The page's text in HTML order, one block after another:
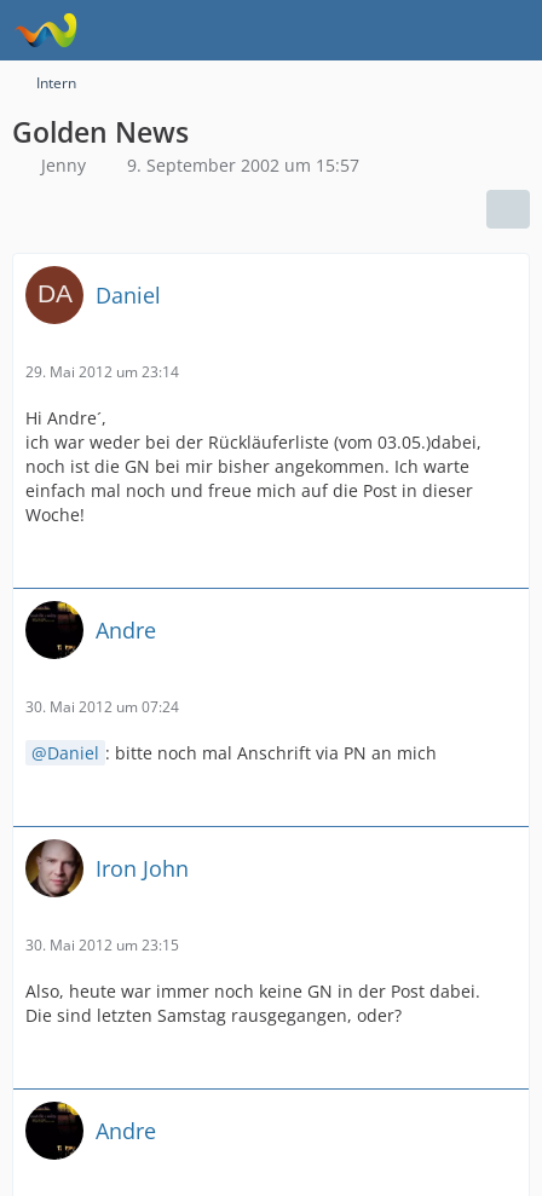
Intern
Golden News
Jenny 9. September 2002 um 15:57
Daniel
29. Mai 2012 um 23:14
Hi Andre´,
ich war weder bei der Rückläuferliste (vom 03.05.)dabei,
noch ist die GN bei mir bisher angekommen. Ich warte
einfach mal noch und freue mich auf die Post in dieser
Woche!
Andre
30. Mai 2012 um 07:24
Daniel : bitte noch mal Anschrift via PN an mich
Iron John
30. Mai 2012 um 23:15
Also, heute war immer noch keine GN in der Post dabei.
Die sind letzten Samstag rausgegangen, oder?
Andre